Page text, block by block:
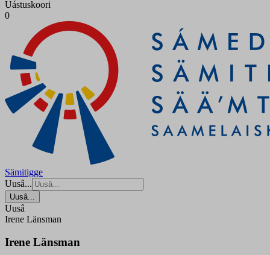
Uástuskoori
0
Sämitigge
Uusâ...
Uusâ...
Uusâ
Irene Länsman
Irene Länsman